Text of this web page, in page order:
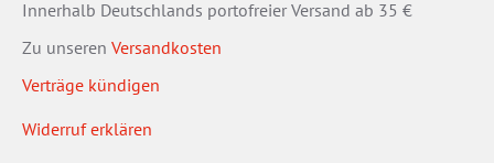
Innerhalb Deutschlands portofreier Versand ab 35 €
Zu unseren Versandkosten
Verträge kündigen
Widerruf erklären